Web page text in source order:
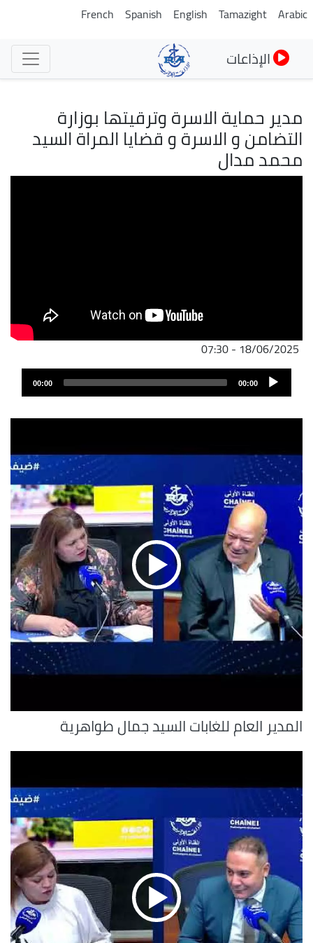
تجاوز
Arabic
Tamazight
English
Spanish
French
الإذاعات
مدير حماية الاسرة وترقيتها بوزارة
التضامن و الاسرة و قضايا المراة السيد
محمد مدال
18/06/2025 - 07:30
ملف
الصوت
Audio
Player
00:00
00:00
المدير العام للغابات السيد جمال طواهرية